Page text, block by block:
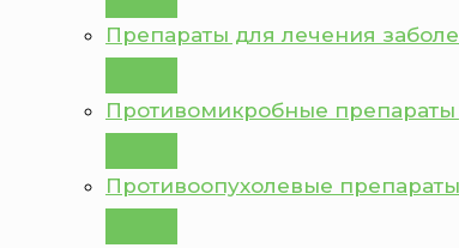
Препараты для лечения
Противомикробные
Противоопухолевые